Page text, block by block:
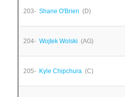
203- Shane O'Brien (D)
204- Wojtek Wolski (AG)
205- Kyle Chipchura (C)